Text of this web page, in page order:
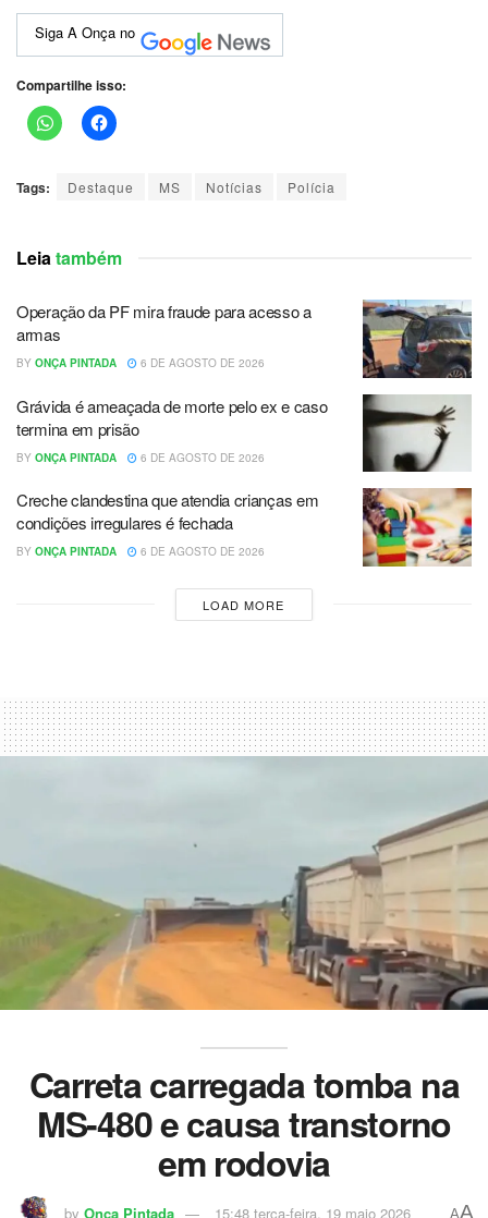
Siga A Onça no
Compartilhe isso:
Tags: Destaque MS Notícias Polícia
Leiatambém
Operação da PF mira fraude para acesso a
armas
BY ONÇA PINTADA 6 DE AGOSTO DE 2026
Grávida é ameaçada de morte pelo ex e caso
termina em prisão
BY ONÇA PINTADA 6 DE AGOSTO DE 2026
Creche clandestina que atendia crianças em
condições irregulares é fechada
BY ONÇA PINTADA 6 DE AGOSTO DE 2026
LOAD MORE
Carreta carregada tomba na
MS-480 e causa transtorno
em rodovia
by Onça Pintada 15:48 terça-feira, 19 maio 2026 AA